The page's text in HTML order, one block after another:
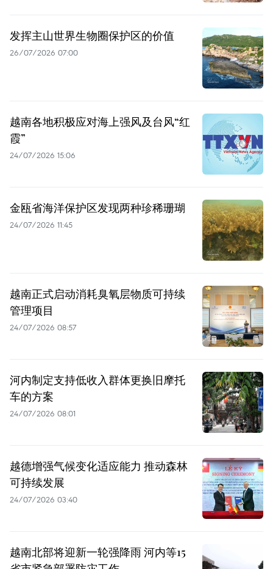
发挥主山世界生物圈保护区的价值
26/07/2026 07:00
越南各地积极应对海上强风及台风“红
霞”
24/07/2026 15:06
金瓯省海洋保护区发现两种珍稀珊瑚
24/07/2026 11:45
越南正式启动消耗臭氧层物质可持续
管理项目
24/07/2026 08:57
河内制定支持低收入群体更换旧摩托
车的方案
24/07/2026 08:01
越德增强气候变化适应能力 推动森林
可持续发展
24/07/2026 03:40
越南北部将迎新一轮强降雨 河内等15